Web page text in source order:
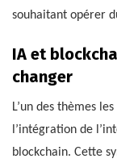
souhaitant opérer
IA et
changer
L’un des thèmes
l’intégration de
blockchain. Cette